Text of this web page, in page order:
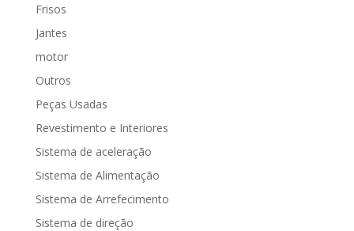
Frisos
Jantes
motor
Outros
Peças Usadas
Revestimento e Interiores
Sistema de aceleração
Sistema de Alimentação
Sistema de Arrefecimento
Sistema de direção